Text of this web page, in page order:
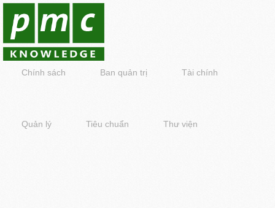
Chính sách Ban quản trị Tài chính
Quản lý Tiêu chuẩn Thư viện